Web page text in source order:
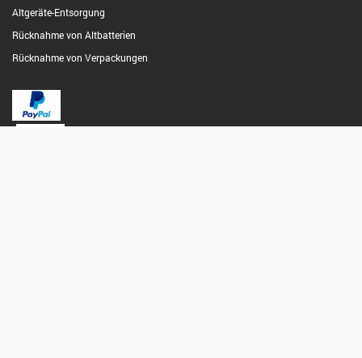
Altgeräte-Entsorgung
Rücknahme von Altbatterien
Rücknahme von Verpackungen